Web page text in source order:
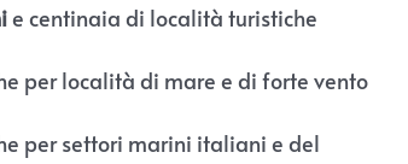
e centinaia di località turistiche
per località di mare e di forte vento
per settori marini italiani e del